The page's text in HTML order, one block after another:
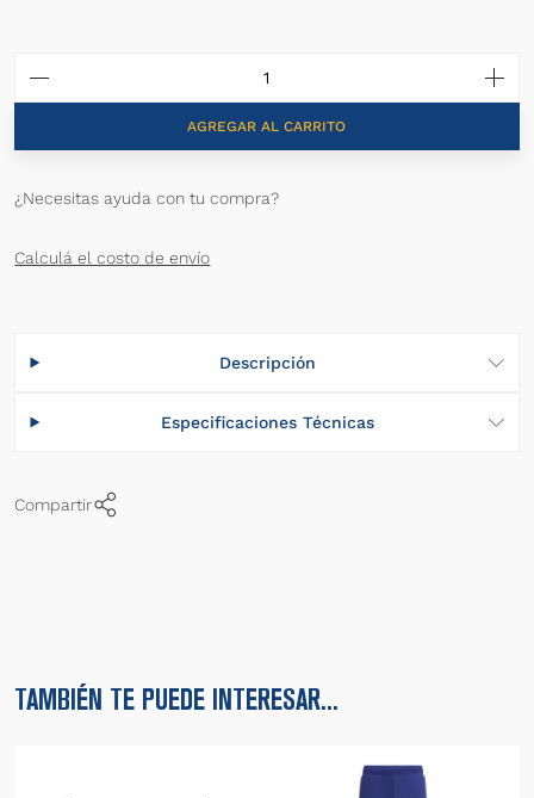
AGREGAR AL CARRITO
¿Necesitas ayuda con tu compra?
Calculá el costo de envío
Descripción
Especificaciones Técnicas
Compartir
TAMBIÉN TE PUEDE INTERESAR...